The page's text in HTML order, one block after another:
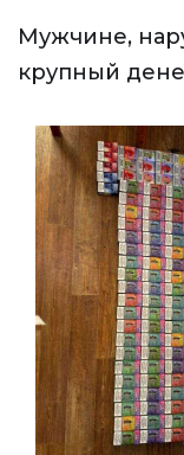
Мужчине,
крупный